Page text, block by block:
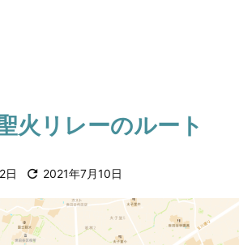
火リレーのルート
日  2021年7月10日